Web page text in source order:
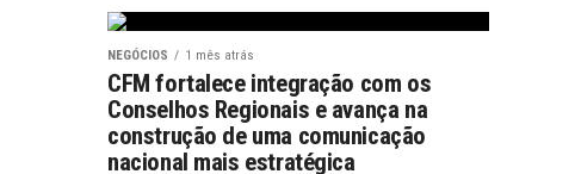
NEGÓCIOS 1 mês atrás
CFM fortalece integração com os
Conselhos Regionais e avança na
construção de uma comunicação
nacional mais estratégica